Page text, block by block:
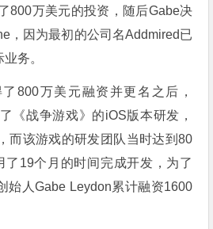
800万美元的投资，随后Gabe决
，因为最初的公司名Addmired已
务。
800万美元融资并更名之后，
《战争游戏》的iOS版本研发，
而该游戏的研发团队当时达到80
了19个月的时间完成开发，为了
始人Gabe Leydon累计融资1600